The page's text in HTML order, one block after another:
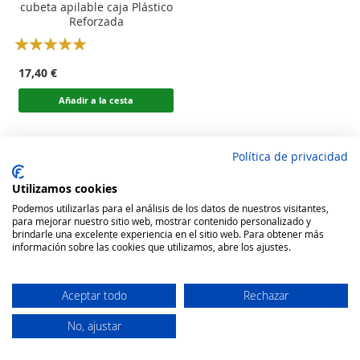
cubeta apilable caja Plástico
Reforzada
Rating:
17,40 €
Añadir a la cesta
Política de privacidad
Utilizamos cookies
Podemos utilizarlas para el análisis de los datos de nuestros visitantes,
para mejorar nuestro sitio web, mostrar contenido personalizado y
brindarle una excelente experiencia en el sitio web. Para obtener más
información sobre las cookies que utilizamos, abre los ajustes.
Aceptar todo Rechazar
No, ajustar